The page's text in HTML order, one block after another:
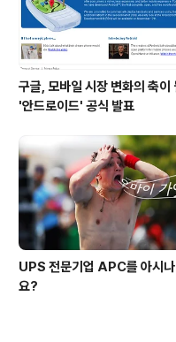
구글, 모바일 시장 변화의 축이
'안드로이드' 공식 발표
UPS 전문기업 APC를 아시나
요?